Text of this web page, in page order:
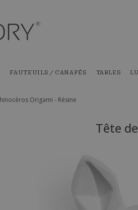
FAUTEUILS / CANAPÉS TABLES
Origami - Résine
Tête